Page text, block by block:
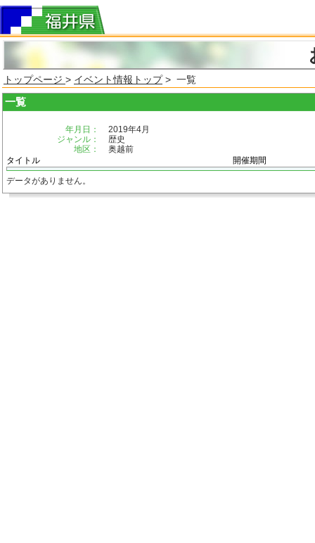
トップページ > イベント情報トップ> 一覧
一覧
年月日：
2019年4月
ジャンル：
歴史
地区：
奥越前
タイトル
開催期間
データがありません。